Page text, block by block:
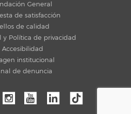
General
de satisfacción
de calidad
y Política de privacidad
Accesibilidad
institucional
de denuncia